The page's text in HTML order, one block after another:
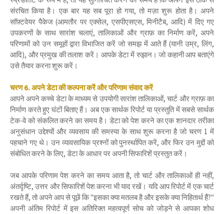
संरचित किया है। एक बार यह सब पूरा हो गया, तो मज़ा शुरू होता है। अपने
सॉफ़्टवेयर पैकेज (आमतौर पर एक्सेल, एसपीएसएस, मिनीटैब, आदि) में दिए गए
उपकरणों के साथ सारांश चलाएं, तालिकाओं और ग्राफ़ का निर्माण करें, अपने
परिणामों को उन समूहों द्वारा विभाजित करें जो समझ में आते हैं (यानी उम्र, लिंग,
आदि), और प्रमुख की तलाश करें। आपके डेटा में रुझान। जो कहानी आप बताएंगे
उसे तैयार करना शुरू करें।
चरण 6. अपने डेटा की कल्पना करें और परिणाम संवाद करें
आपने अपने कच्चे डेटा के माध्यम से उपयोगी सारांश तालिकाओं, चार्ट और ग्राफ़ का
निर्माण करते हुए घंटों बिताए हैं। अब एक सार्थक रिपोर्ट या प्रस्तुति में सबसे सार्थक
टेक-वे को संकलित करने का समय है। डेटा को पेश करने का एक शानदार तरीका
अनुसंधान उद्देश्यों और व्यवसाय की समस्या के साथ शुरू करना है जो चरण 1 में
पहचाने गए थे। उन व्यावसायिक प्रश्नों को पुनर्स्थापित करें, और फिर उन मुद्दों को
संबोधित करने के लिए, डेटा के आधार पर अपनी सिफारिशें प्रस्तुत करें।
जब आपके परिणाम पेश करने का समय आता है, तो चार्ट और तालिकाओं ही नहीं,
अंतर्दृष्टि, उत्तर और सिफारिशें पेश करना भी याद रखें। यदि आप रिपोर्ट में एक चार्ट
रखते हैं, तो अपने आप से पूछें कि "इसका क्या मतलब है और इसके क्या निहितार्थ हैं?"
अपनी अंतिम रिपोर्ट में इस अतिरिक्त महत्वपूर्ण सोच को जोड़ने से आपका शोध